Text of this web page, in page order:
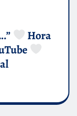
Hora